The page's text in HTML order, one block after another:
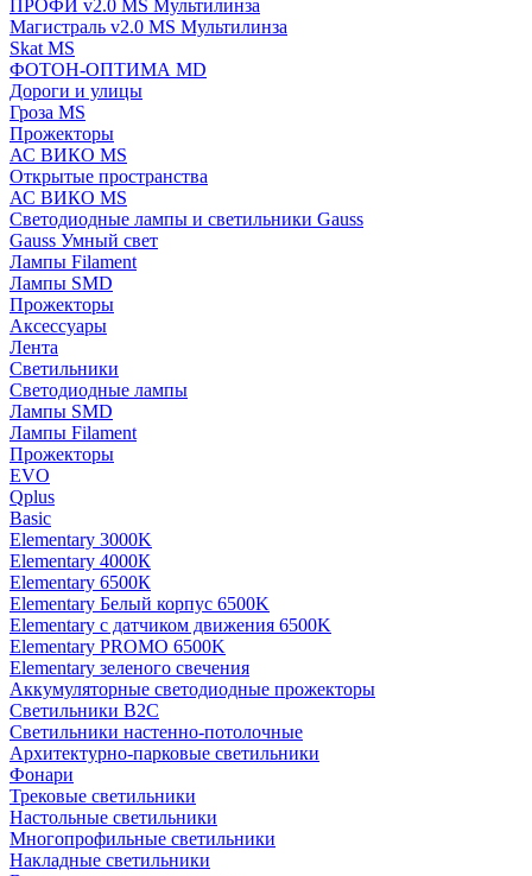
ПРОФИ v2.0 MS Мультилинза
Магистраль v2.0 MS Мультилинза
Skat MS
ФОТОН-ОПТИМА MD
Дороги и улицы
Гроза MS
Прожекторы
АС ВИКО MS
Открытые пространства
АС ВИКО MS
Светодиодные лампы и светильники Gauss
Gauss Умный свет
Лампы Filament
Лампы SMD
Прожекторы
Аксессуары
Лента
Светильники
Светодиодные лампы
Лампы SMD
Лампы Filament
Прожекторы
EVO
Qplus
Basic
Elementary 3000K
Elementary 4000К
Elementary 6500К
Elementary Белый корпус 6500K
Elementary с датчиком движения 6500K
Elementary PROMO 6500K
Elementary зеленого свечения
Аккумуляторные светодиодные прожекторы
Светильники B2C
Светильники настенно-потолочные
Архитектурно-парковые светильники
Фонари
Трековые светильники
Настольные светильники
Многопрофильные светильники
Накладные светильники